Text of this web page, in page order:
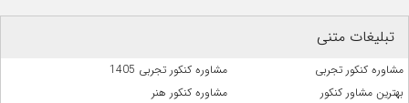
تبلیغات متنی
مشاوره کنکور تجربی
مشاوره کنکور تجربی 1405
بهترین مشاور کنکور
مشاوره کنکور هنر